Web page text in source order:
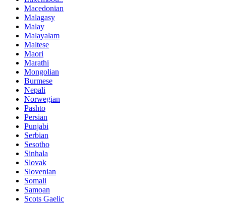
Macedonian
Malagasy
Malay
Malayalam
Maltese
Maori
Marathi
Mongolian
Burmese
Nepali
Norwegian
Pashto
Persian
Punjabi
Serbian
Sesotho
Sinhala
Slovak
Slovenian
Somali
Samoan
Scots Gaelic